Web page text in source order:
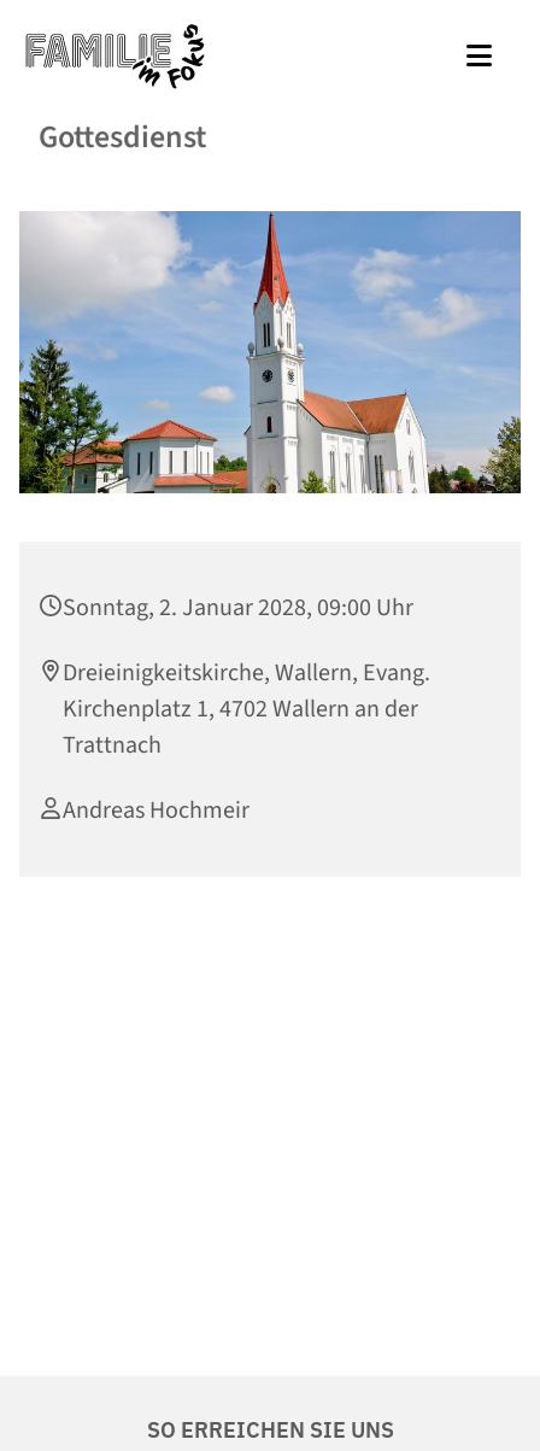
Gottesdienst
Sonntag, 2. Januar 2028, 09:00 Uhr
Dreieinigkeitskirche, Wallern, Evang.
Kirchenplatz 1, 4702 Wallern an der
Trattnach
Andreas Hochmeir
SO ERREICHEN SIE UNS